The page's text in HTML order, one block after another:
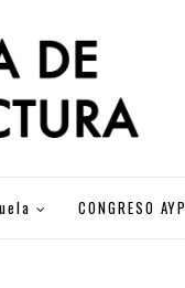
CONGRESO AYP